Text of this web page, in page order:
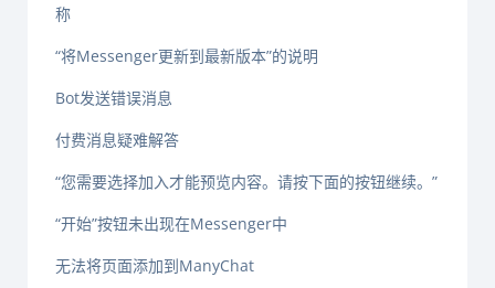
称
“将Messenger更新到最新版本”的说明
Bot发送错误消息
付费消息疑难解答
“您需要选择加入才能预览内容。请按下面的按钮继续。”
“开始”按钮未出现在Messenger中
无法将页面添加到ManyChat